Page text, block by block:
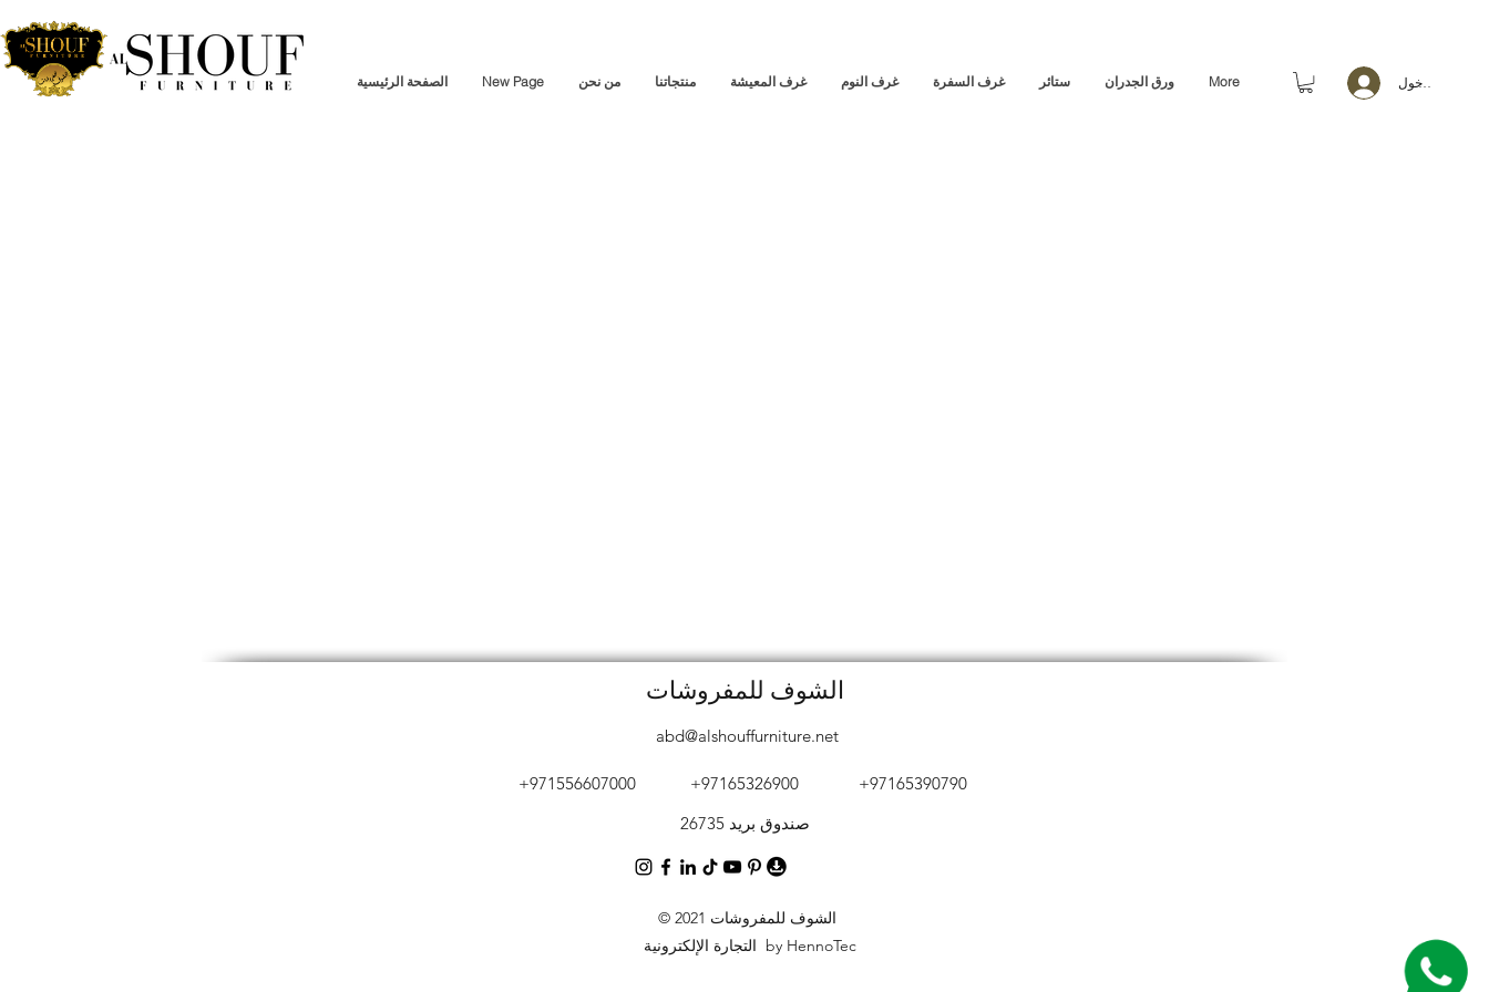
تسجيل الدخول الصفحة الرئيسية New Page من نحن منتجاتنا غرف المعيشة غرف النوم غرف السفرة ستائر ورق الجدران More
الشوف للمفروشات
abd@alshouffurniture.net
+971556607000 +97165326900
+97165390790
صندوق بريد 26735
© 2021 الشوف للمفروشات
التجارة الإلكترونية by HennoTec